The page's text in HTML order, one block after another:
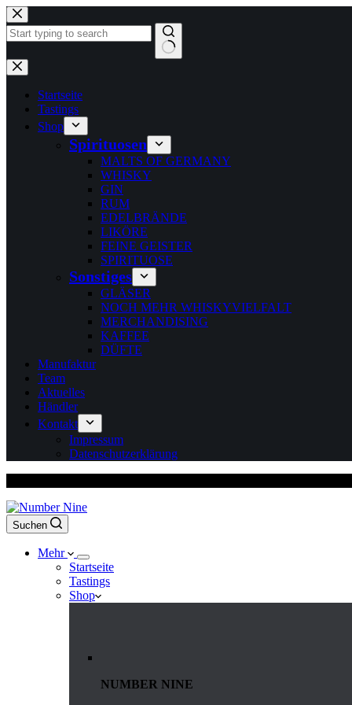
Zum
Inhalt
springen
Keine
Ergebnisse
Startseite
Tastings
Shop
Spirituosen
MALTS OF GERMANY
WHISKY
GIN
RUM
EDELBRÄNDE
LIKÖRE
FEINE GEISTER
SPIRITUOSE
Sonstiges
GLÄSER
NOCH MEHR WHISKYVIELFALT
MERCHANDISING
KAFFEE
DÜFTE
Manufaktur
Team
Aktuelles
Händler
Kontakt
Impressum
Datenschutzerklärung
Suchen
Mehr
Startseite
Tastings
Shop
NUMBER NINE